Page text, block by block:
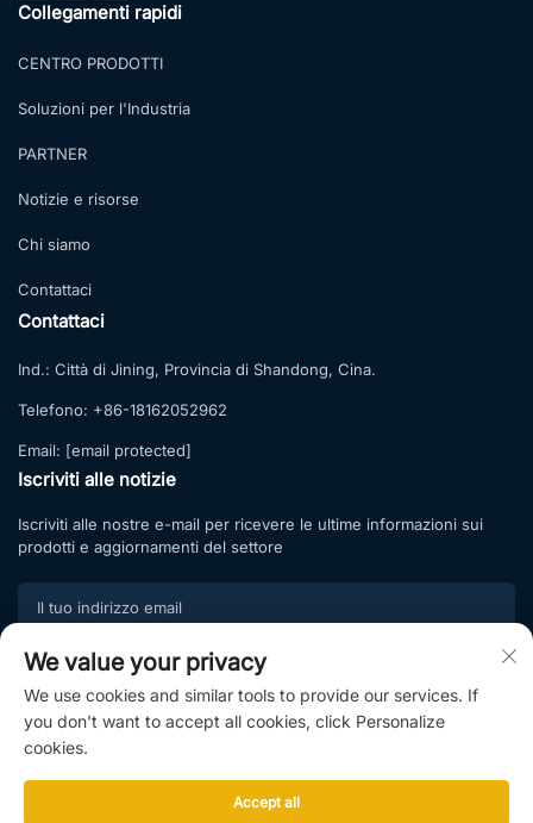
Collegamenti rapidi
CENTRO PRODOTTI
Soluzioni per l'Industria
PARTNER
Notizie e risorse
Chi siamo
Contattaci
Contattaci
Ind.: Città di Jining, Provincia di Shandong, Cina.
Telefono: +86-18162052962
Email: [email protected]
Iscriviti alle notizie
Iscriviti alle nostre e-mail per ricevere le ultime informazioni sui
prodotti e aggiornamenti del settore
Iscriviti
Iscriviti alla nostra lista di abbonati e approfitta di offerte esclusive
e consigli professionali.
We value your privacy
We use cookies and similar tools to provide our services. If
you don't want to accept all cookies, click Personalize
cookies.
Accept all